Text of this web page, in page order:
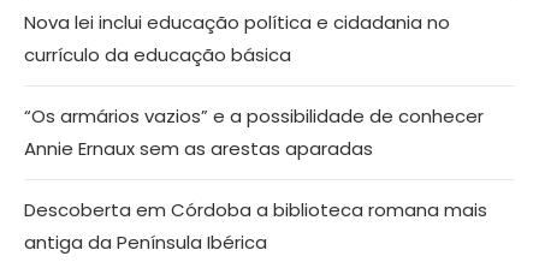
Nova lei inclui educação política e cidadania no
currículo da educação básica
“Os armários vazios” e a possibilidade de conhecer
Annie Ernaux sem as arestas aparadas
Descoberta em Córdoba a biblioteca romana mais
antiga da Península Ibérica